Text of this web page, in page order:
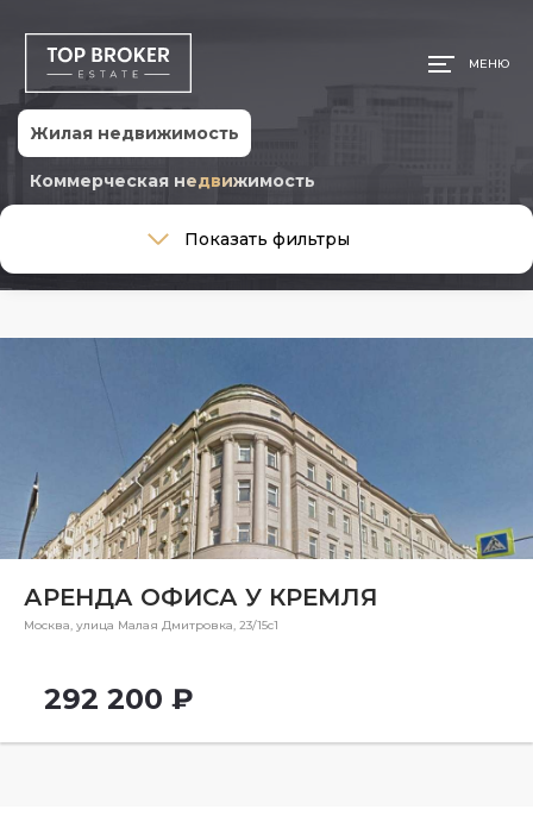
МЕНЮ
Жилая недвижимость
Коммерческая недвижимость
Тип сделки
Ремонт
Ремонт
Район
Район
Метро
Показать фильтры
АРЕНДА ОФИСА У КРЕМЛЯ
Москва, улица Малая Дмитровка, 23/15с1
292 200 ₽